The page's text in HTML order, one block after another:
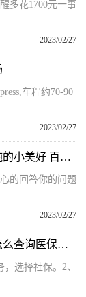
多花1700元一事
2023/02/27
车程约70-90
2023/02/27
致我们单纯的小美好百度云小说_致我们单纯的小美好 百度云
的回答你的问题
2023/02/27
全球热资讯！怎么查询医保卡余额哈尔滨_怎么查询医保卡余额和明细
选择社保。2、